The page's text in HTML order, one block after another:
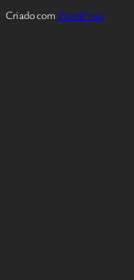
Criado com WordPress